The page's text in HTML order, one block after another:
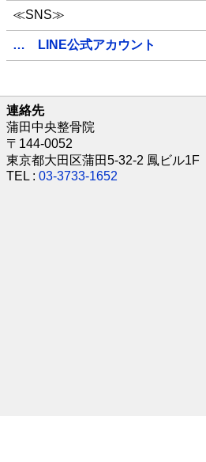
≪SNS≫
… LINE公式アカウント
連絡先
蒲田中央整骨院
〒144-0052
東京都大田区蒲田5-32-2 鳳ビル1F
TEL : 03-3733-1652